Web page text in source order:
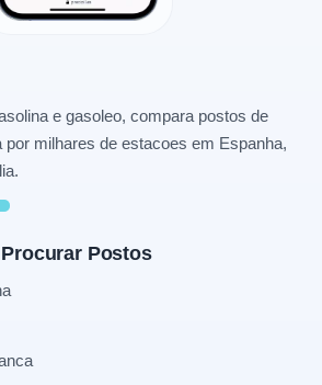
e gasoleo, compara postos de
milhares de estacoes em Espanha,
Procurar Postos